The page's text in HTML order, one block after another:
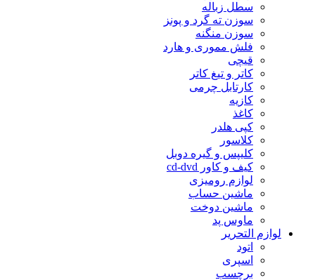
سطل زباله
سوزن ته گرد و پونز
سوزن منگنه
فلش مموری و هارد
قیچی
کاتر و تیغ کاتر
کارتابل چرمی
کازیه
کاغذ
کپی هلدر
کلاسور
کلیپس و گیره دوبل
کیف و کاور cd-dvd
لوازم رومیزی
ماشین حساب
ماشین دوخت
ماوس پد
لوازم التحریر
اتود
اسپری
برچسب